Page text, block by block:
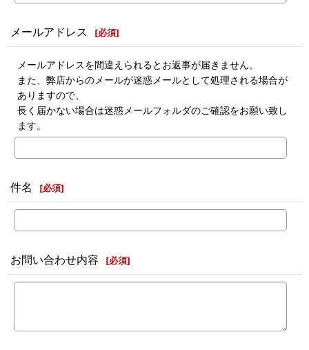
メールアドレス [必須]
メールアドレスを間違えられるとお返事が届きません。
また、弊店からのメールが迷惑メールとして処理される場合が
ありますので、
長く届かない場合は迷惑メールフォルダのご確認をお願い致し
ます。
件名 [必須]
お問い合わせ内容 [必須]